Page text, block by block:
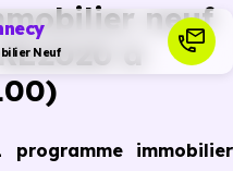
Neuf
neuf
à
programme immobilier